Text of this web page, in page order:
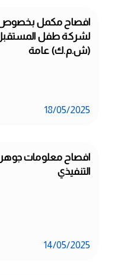
(ش.م.ك) عامة
18/05/2025
التنفيذي
14/05/2025